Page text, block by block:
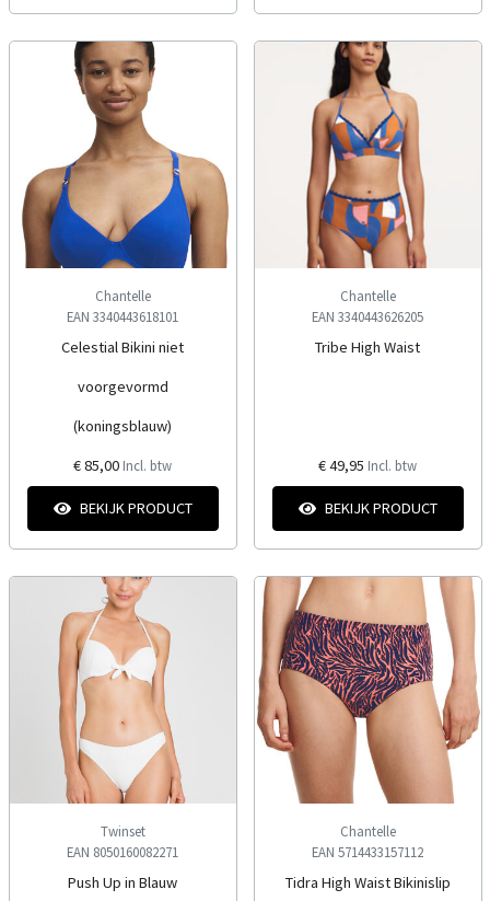
Chantelle
EAN 3340443618101
Celestial Bikini niet
voorgevormd
(koningsblauw)
€ 85,00 Incl. btw
BEKIJK PRODUCT
Chantelle
EAN 3340443626205
Tribe High Waist
€ 49,95 Incl. btw
BEKIJK PRODUCT
Twinset
EAN 8050160082271
Push Up in Blauw
Chantelle
EAN 5714433157112
Tidra High Waist Bikinislip